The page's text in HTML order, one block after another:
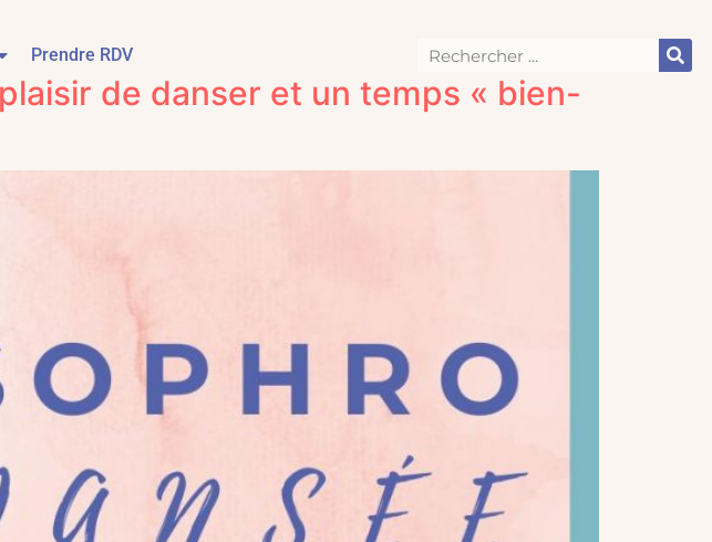
Prendre RDV
de danser et un temps « bien-